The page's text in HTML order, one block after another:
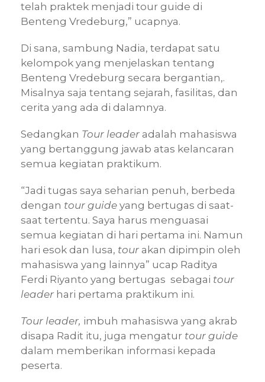
telah praktek menjadi tour guide di
Benteng Vredeburg,” ucapnya.
Di sana, sambung Nadia, terdapat satu
kelompok yang menjelaskan tentang
Benteng Vredeburg secara bergantian,.
Misalnya saja tentang sejarah, fasilitas, dan
cerita yang ada di dalamnya.
Sedangkan Tour leader adalah mahasiswa
yang bertanggung jawab atas kelancaran
semua kegiatan praktikum.
“Jadi tugas saya seharian penuh, berbeda
dengan tour guide yang bertugas di saat-
saat tertentu. Saya harus menguasai
semua kegiatan di hari pertama ini. Namun
hari esok dan lusa, tour akan dipimpin oleh
mahasiswa yang lainnya” ucap Raditya
Ferdi Riyanto yang bertugas sebagai tour
leader hari pertama praktikum ini.
Tour leader, imbuh mahasiswa yang akrab
disapa Radit itu, juga mengatur tour guide
dalam memberikan informasi kepada
peserta.